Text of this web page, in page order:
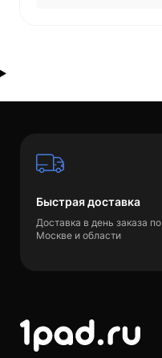
Быстрая доставка
Доставка в день заказа по
Москве и области